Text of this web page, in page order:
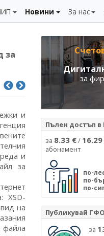
Новини За нас
за
и
и
за
XSD-
на
за
Пълен достъп
за 8.33 €/
абонамент
по-
по-
по-
Публикувай
за